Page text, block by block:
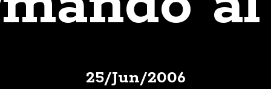
25/Jun/2006